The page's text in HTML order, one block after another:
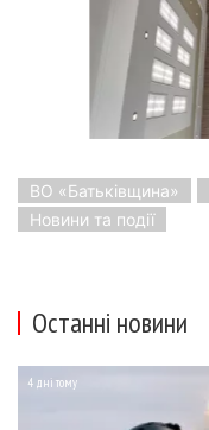
ВО «Батьківщина»
Новини та події
Останні новини
4 дні тому